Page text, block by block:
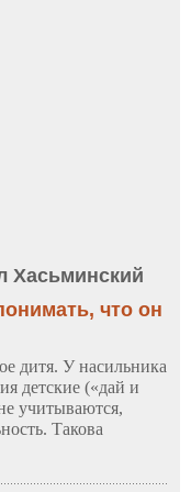
Хасьминский
что он
дитя. У насильника
детские («дай и
учитываются,
Такова